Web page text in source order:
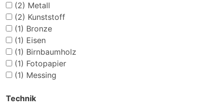
(2) Metall
(2) Kunststoff
(1) Bronze
(1) Eisen
(1) Birnbaumholz
(1) Fotopapier
(1) Messing
Technik